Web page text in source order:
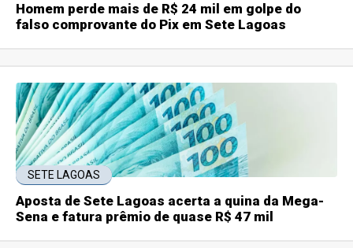
Homem perde mais de R$ 24 mil em golpe do
falso comprovante do Pix em Sete Lagoas
SETE LAGOAS
Aposta de Sete Lagoas acerta a quina da Mega-
Sena e fatura prêmio de quase R$ 47 mil